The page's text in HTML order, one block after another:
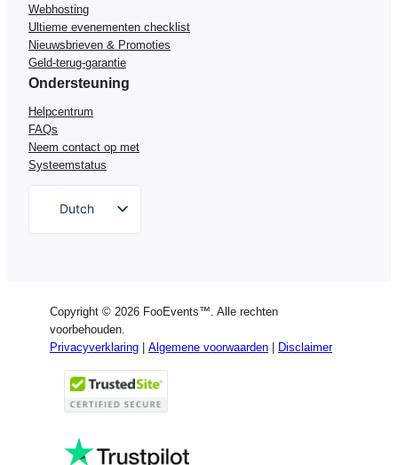
Webhosting
Ultieme evenementen checklist
Nieuwsbrieven & Promoties
Geld-terug-garantie
Ondersteuning
Helpcentrum
FAQs
Neem contact op met
Systeemstatus
Dutch
English
Italian
Portuguese
French
Polish
Greek
Copyright © 2026 FooEvents™. Alle rechten
voorbehouden.
Privacyverklaring | Algemene voorwaarden | Disclaimer